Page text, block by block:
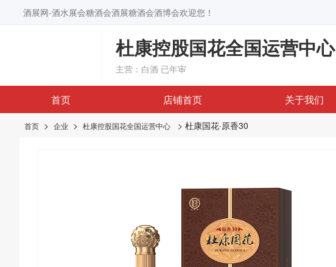
酒展网-酒水展会糖酒会酒展糖酒会酒博会欢迎您！
杜康控股国花全国运营中心
主营：白酒 已年审
首页 店铺首页 关于我们
首页 > 企业 > 杜康控股国花全国运营中心 > 杜康国花·原香30